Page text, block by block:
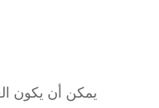
يمكن أن يكون